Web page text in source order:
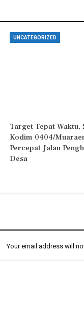
UNCATEGORIZED
Target Tepat Waktu,
Kodim 0404/
Percepat Jalan
Desa
Your email address will